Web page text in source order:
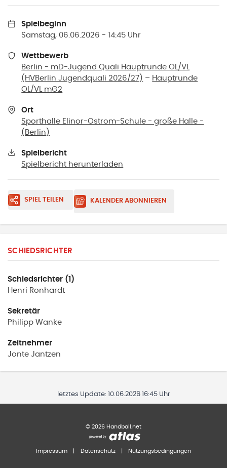
Spielbeginn
Samstag, 06.06.2026 - 14:45 Uhr
Wettbewerb
Berlin - mD-Jugend Quali Hauptrunde OL/VL
(HVBerlin Jugendquali 2026/27) – Hauptrunde
OL/VL mG2
Ort
Sporthalle Elinor-Ostrom-Schule - große Halle -
( Berlin )
Spielbericht
Spielbericht herunterladen
SPIEL TEILEN KALENDER ABONNIEREN
SCHIEDSRICHTER
Schiedsrichter (1)
Henri Ronhardt
Sekretär
Philipp Wanke
Zeitnehmer
Jonte Jantzen
letztes Update: 10.06.2026 16:45 Uhr
© 2026 Handball.net
Impressum Datenschutz Nutzungsbedingungen